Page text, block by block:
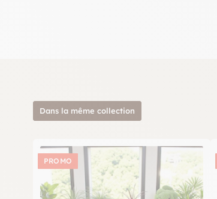
Dans la même collection
PROMO